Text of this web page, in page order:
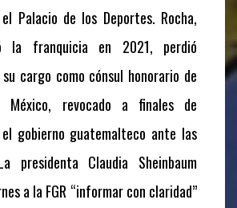
Palacio de los Deportes. Rocha,
la franquicia en 2021, perdió
cargo como cónsul honorario de
México, revocado a finales de
gobierno guatemalteco ante las
presidenta Claudia Sheinbaum
a la FGR “informar con claridad”